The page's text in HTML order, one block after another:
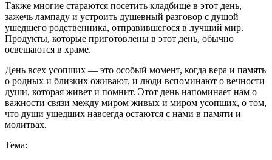
Также многие стараются посетить кладбище в этот день,
зажечь лампаду и устроить душевный разговор с душой
ушедшего родственника, отправившегося в лучший мир.
Продукты, которые приготовлены в этот день, обычно
освещаются в храме.
День всех усопших — это особый момент, когда вера и память
о родных и близких оживают, и люди вспоминают о вечности
души, которая живет и помнит. Этот день напоминает нам о
важности связи между миром живых и миром усопших, о том,
что души ушедших навсегда остаются с нами в памяти и
молитвах.
Тема: